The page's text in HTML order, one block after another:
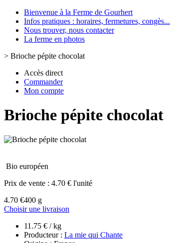
Bienvenue à la Ferme de Gourhert
Infos pratiques : horaires, fermetures, congès...
Nous trouver, nous contacter
La ferme en photos
> Brioche pépite chocolat
Accès direct
Commander
Mon compte
Brioche pépite chocolat
Bio européen
Prix de vente : 4.70 € l'unité
4.70 €400 g
Choisir une livraison
11.75 € / kg
Producteur : La mie qui Chante